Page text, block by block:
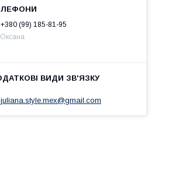
+380 (99) 185-81-95
Оксана
juliana.style.mex@gmail.com